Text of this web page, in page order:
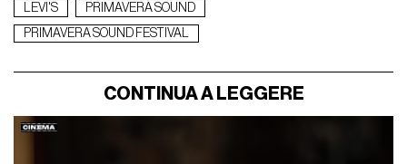
LEVI'S
PRIMAVERA SOUND
PRIMAVERA SOUND FESTIVAL
CONTINUA A LEGGERE